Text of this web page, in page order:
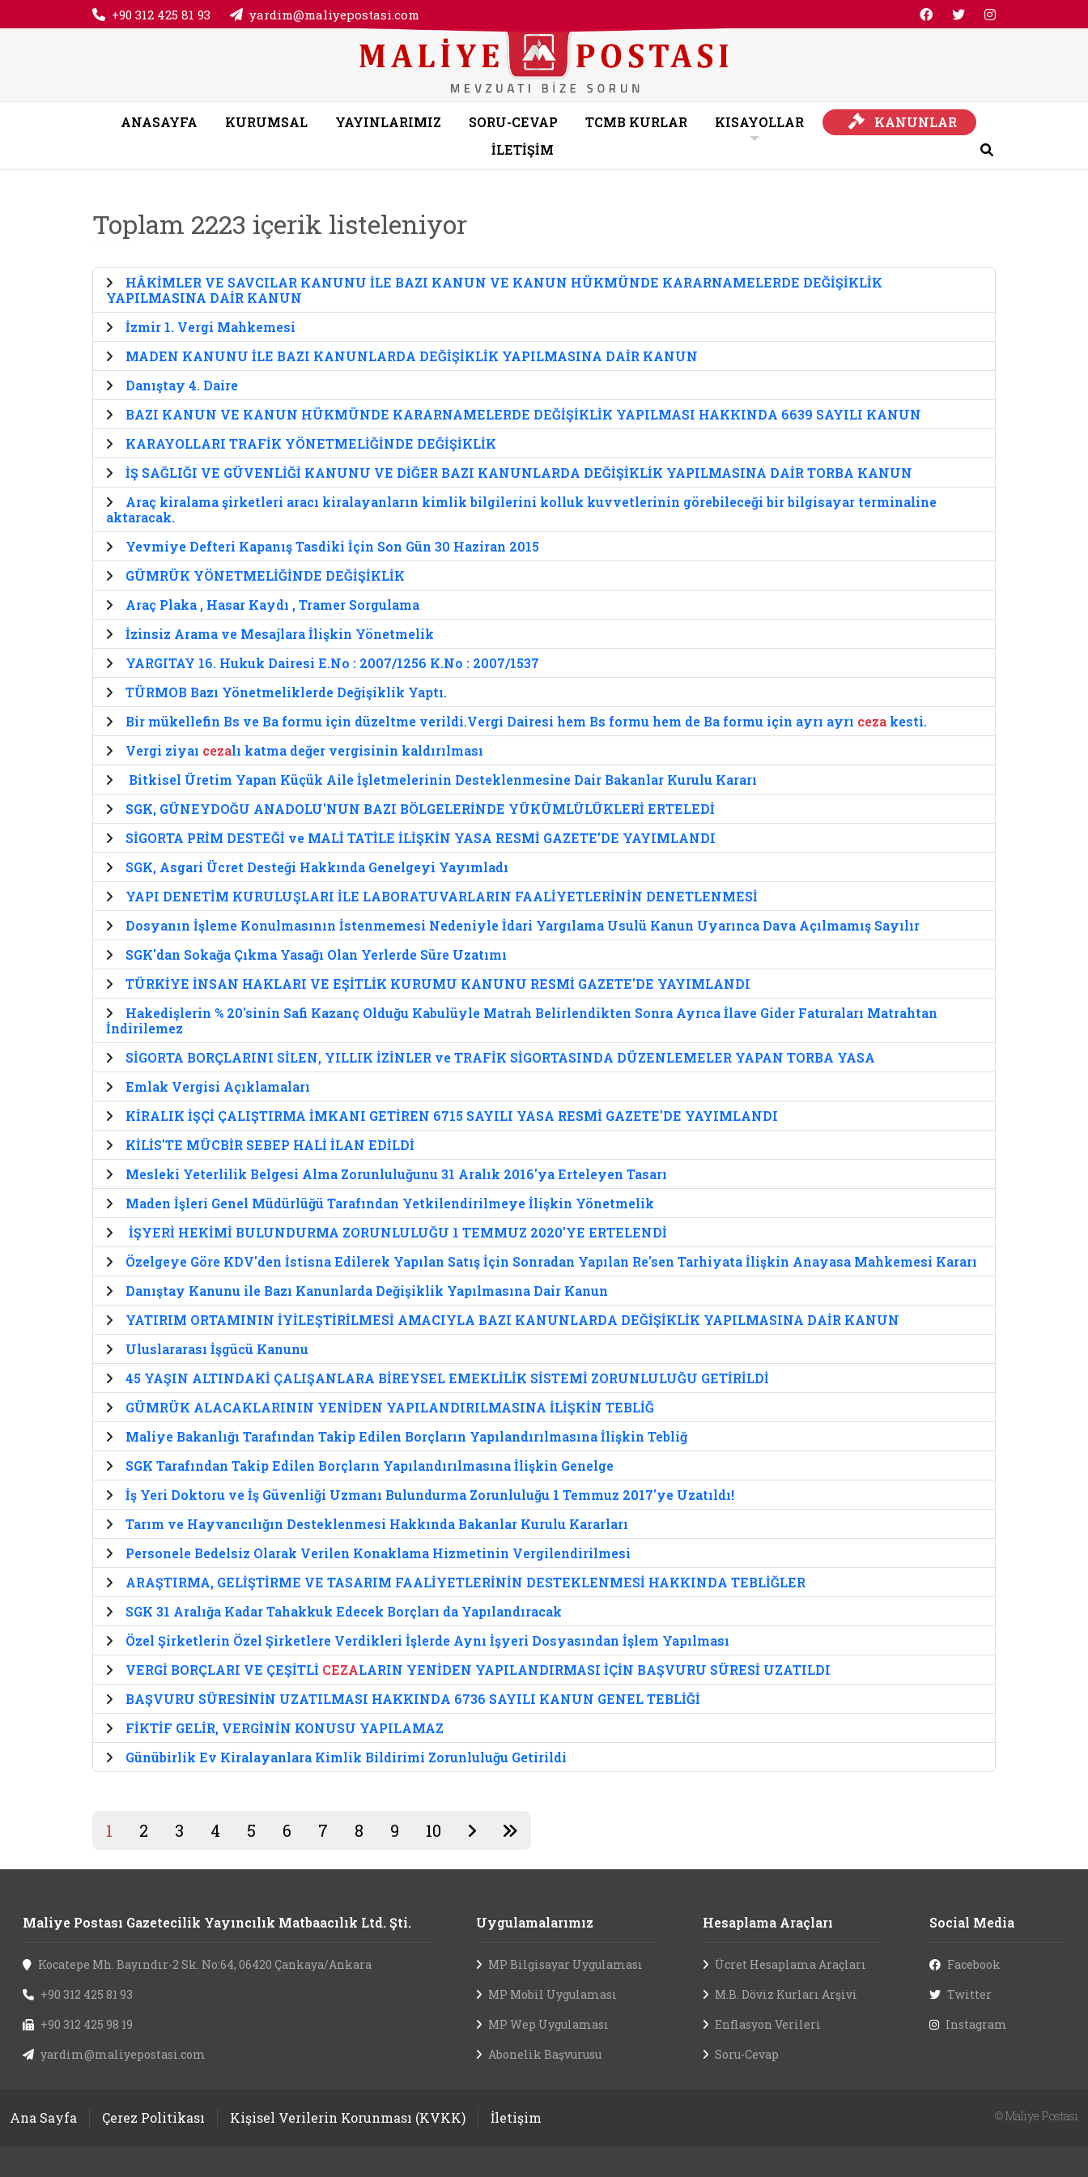
+90 312 425 81 93 yardim@maliyepostasi.com
ANASAYFA KURUMSAL YAYINLARIMIZ SORU-CEVAP TCMB KURLAR KISAYOLLAR KANUNLAR
KANUNLAR
İLETİŞİM
Toplam 2223 içerik listeleniyor
HÂKİMLER VE SAVCILAR KANUNU İLE BAZI KANUN VE KANUN HÜKMÜNDE KARARNAMELERDE DEĞİŞİKLİK
YAPILMASINA DAİR KANUN
İzmir 1. Vergi Mahkemesi
MADEN KANUNU İLE BAZI KANUNLARDA DEĞİŞİKLİK YAPILMASINA DAİR KANUN
Danıştay 4. Daire
BAZI KANUN VE KANUN HÜKMÜNDE KARARNAMELERDE DEĞİŞİKLİK YAPILMASI HAKKINDA 6639 SAYILI KANUN
KARAYOLLARI TRAFİK YÖNETMELİĞİNDE DEĞİŞİKLİK
İŞ SAĞLIĞI VE GÜVENLİĞİ KANUNU VE DİĞER BAZI KANUNLARDA DEĞİŞİKLİK YAPILMASINA DAİR TORBA KANUN
Araç kiralama şirketleri aracı kiralayanların kimlik bilgilerini kolluk kuvvetlerinin görebileceği bir bilgisayar terminaline
aktaracak.
Yevmiye Defteri Kapanış Tasdiki İçin Son Gün 30 Haziran 2015
GÜMRÜK YÖNETMELİĞİNDE DEĞİŞİKLİK
Araç Plaka , Hasar Kaydı , Tramer Sorgulama
İzinsiz Arama ve Mesajlara İlişkin Yönetmelik
YARGITAY 16. Hukuk Dairesi E.No : 2007/1256 K.No : 2007/1537
TÜRMOB Bazı Yönetmeliklerde Değişiklik Yaptı.
Bir mükellefin Bs ve Ba formu için düzeltme verildi.Vergi Dairesi hem Bs formu hem de Ba formu için ayrı ayrı ceza kesti.
Vergi ziyaı cezalı katma değer vergisinin kaldırılması
Bitkisel Üretim Yapan Küçük Aile İşletmelerinin Desteklenmesine Dair Bakanlar Kurulu Kararı
SGK, GÜNEYDOĞU ANADOLU'NUN BAZI BÖLGELERİNDE YÜKÜMLÜLÜKLERİ ERTELEDİ
SİGORTA PRİM DESTEĞİ ve MALİ TATİLE İLİŞKİN YASA RESMİ GAZETE'DE YAYIMLANDI
SGK, Asgari Ücret Desteği Hakkında Genelgeyi Yayımladı
YAPI DENETİM KURULUŞLARI İLE LABORATUVARLARIN FAALİYETLERİNİN DENETLENMESİ
Dosyanın İşleme Konulmasının İstenmemesi Nedeniyle İdari Yargılama Usulü Kanun Uyarınca Dava Açılmamış Sayılır
SGK'dan Sokağa Çıkma Yasağı Olan Yerlerde Süre Uzatımı
TÜRKİYE İNSAN HAKLARI VE EŞİTLİK KURUMU KANUNU RESMİ GAZETE'DE YAYIMLANDI
Hakedişlerin % 20'sinin Safi Kazanç Olduğu Kabulüyle Matrah Belirlendikten Sonra Ayrıca İlave Gider Faturaları Matrahtan
İndirilemez
SİGORTA BORÇLARINI SİLEN, YILLIK İZİNLER ve TRAFİK SİGORTASINDA DÜZENLEMELER YAPAN TORBA YASA
Emlak Vergisi Açıklamaları
KİRALIK İŞÇİ ÇALIŞTIRMA İMKANI GETİREN 6715 SAYILI YASA RESMİ GAZETE'DE YAYIMLANDI
KİLİS'TE MÜCBİR SEBEP HALİ İLAN EDİLDİ
Mesleki Yeterlilik Belgesi Alma Zorunluluğunu 31 Aralık 2016'ya Erteleyen Tasarı
Maden İşleri Genel Müdürlüğü Tarafından Yetkilendirilmeye İlişkin Yönetmelik
İŞYERİ HEKİMİ BULUNDURMA ZORUNLULUĞU 1 TEMMUZ 2020'YE ERTELENDİ
Özelgeye Göre KDV'den İstisna Edilerek Yapılan Satış İçin Sonradan Yapılan Re'sen Tarhiyata İlişkin Anayasa Mahkemesi Kararı
Danıştay Kanunu ile Bazı Kanunlarda Değişiklik Yapılmasına Dair Kanun
YATIRIM ORTAMININ İYİLEŞTİRİLMESİ AMACIYLA BAZI KANUNLARDA DEĞİŞİKLİK YAPILMASINA DAİR KANUN
Uluslararası İşgücü Kanunu
45 YAŞIN ALTINDAKİ ÇALIŞANLARA BİREYSEL EMEKLİLİK SİSTEMİ ZORUNLULUĞU GETİRİLDİ
GÜMRÜK ALACAKLARININ YENİDEN YAPILANDIRILMASINA İLİŞKİN TEBLİĞ
Maliye Bakanlığı Tarafından Takip Edilen Borçların Yapılandırılmasına İlişkin Tebliğ
SGK Tarafından Takip Edilen Borçların Yapılandırılmasına İlişkin Genelge
İş Yeri Doktoru ve İş Güvenliği Uzmanı Bulundurma Zorunluluğu 1 Temmuz 2017'ye Uzatıldı!
Tarım ve Hayvancılığın Desteklenmesi Hakkında Bakanlar Kurulu Kararları
Personele Bedelsiz Olarak Verilen Konaklama Hizmetinin Vergilendirilmesi
ARAŞTIRMA, GELİŞTİRME VE TASARIM FAALİYETLERİNİN DESTEKLENMESİ HAKKINDA TEBLİĞLER
SGK 31 Aralığa Kadar Tahakkuk Edecek Borçları da Yapılandıracak
Özel Şirketlerin Özel Şirketlere Verdikleri İşlerde Aynı İşyeri Dosyasından İşlem Yapılması
VERGİ BORÇLARI VE ÇEŞİTLİ CEZALARIN YENİDEN YAPILANDIRMASI İÇİN BAŞVURU SÜRESİ UZATILDI
BAŞVURU SÜRESİNİN UZATILMASI HAKKINDA 6736 SAYILI KANUN GENEL TEBLİĞİ
FİKTİF GELİR, VERGİNİN KONUSU YAPILAMAZ
Günübirlik Ev Kiralayanlara Kimlik Bildirimi Zorunluluğu Getirildi
1 2 3 4 5 6 7 8 9 10
Maliye Postası Gazetecilik Yayıncılık Matbaacılık Ltd. Şti.
Kocatepe Mh. Bayındır-2 Sk. No:64, 06420 Çankaya/Ankara
+90 312 425 81 93
+90 312 425 98 19
yardim@maliyepostasi.com
Uygulamalarımız
MP Bilgisayar Uygulaması
MP Mobil Uygulaması
MP Wep Uygulaması
Abonelik Başvurusu
Hesaplama Araçları
Ücret Hesaplama Araçları
M.B. Döviz Kurları Arşivi
Enflasyon Verileri
Soru-Cevap
Social Media
Facebook
Twitter
Instagram
Ana Sayfa Çerez Politikası Kişisel Verilerin Korunması (KVKK) İletişim ©Maliye Postası